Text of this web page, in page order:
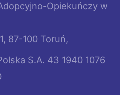
Opiekuńczy w
87-100 Toruń,
S.A. 43 1940 1076